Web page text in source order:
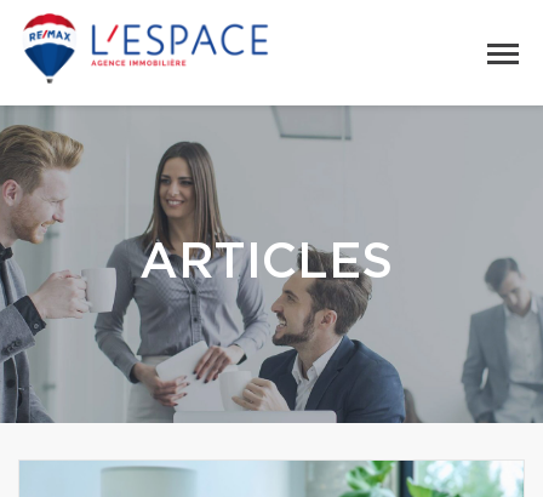
ARTICLES